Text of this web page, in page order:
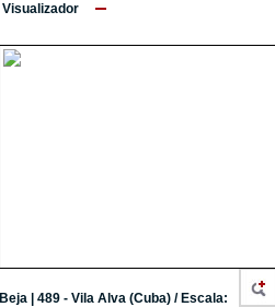
Visualizador
Beja | 489 - Vila Alva (Cuba) / Escala: